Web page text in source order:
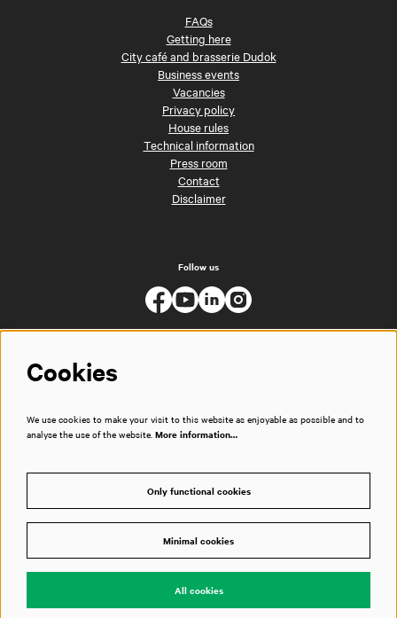
FAQs
Getting here
City café and brasserie Dudok
Business events
Vacancies
Privacy policy
House rules
Technical information
Press room
Contact
Disclaimer
Follow us
Cookies
We use cookies to make your visit to this website as enjoyable as possible and to
analyse the use of the website. More information…
Only functional cookies
Minimal cookies
All cookies